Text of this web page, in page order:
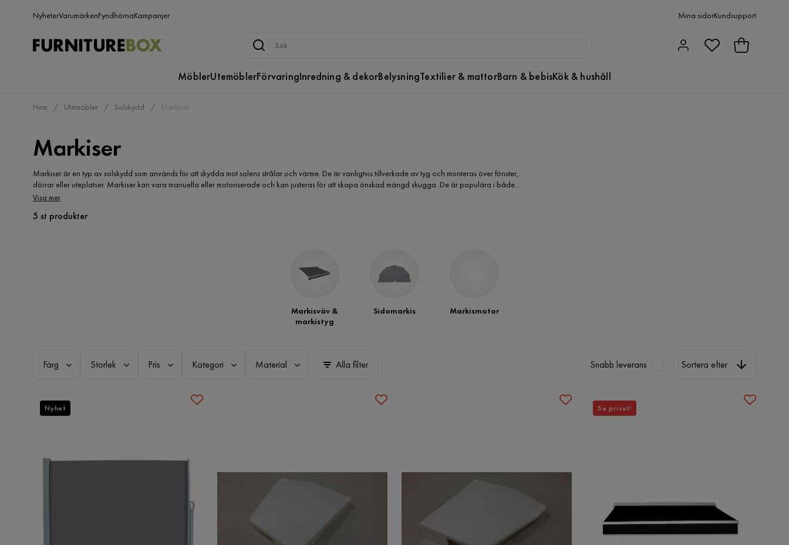
NyheterVarumärkenFyndhörnaKampanjer Mina sidorKundsupport
MöblerUtemöblerFörvaringInredning & dekorBelysningTextilier & mattorBarn & bebisKök & hushåll
Hem Utemöbler Solskydd Markiser
Markiser
Markiser är en typ av solskydd som används för att skydda mot solens strålar och värme. De är vanligtvis tillverkade av tyg och monteras över fönster,
dörrar eller uteplatser. Markiser kan vara manuella eller motoriserade och kan justeras för att skapa önskad mängd skugga. De är populära i både
hem och stugor, då de inte bara ger skydd mot solen utan även bidrar till att hålla inomhusmiljön svalare och minska solinsläpp. Markiser finns i olika
Visa mer
5 st produkter
Markisväv &
markistyg
Sidomarkis Markismotor
Färg Storlek Pris Kategori Material Alla filter Snabb leverans Sortera efter
Nyhet Se priset!